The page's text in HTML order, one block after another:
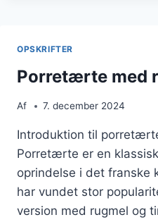
OPSKRIFTER
Porretærte med
Af 7. december 2024
Introduktion til
Porretærte er en
oprindelse i det franske
har vundet stor
version med rugmel og